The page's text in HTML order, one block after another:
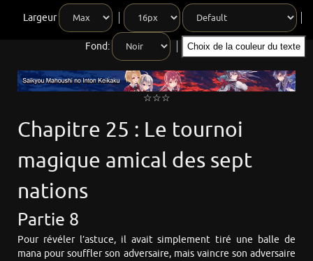
Largeur
Fond: Choix de la couleur du texte
☆☆☆
Chapitre 25 : Le tournoi
magique amical des sept
nations
Partie 8
Pour révéler l’astuce, il avait simplement tiré une balle de
mana pour souffler son adversaire, mais vaincre son adversaire